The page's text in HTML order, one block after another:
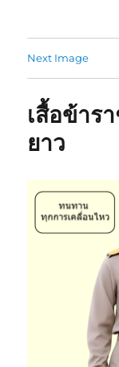
Next Image
เสื้อข้าร
ยาว